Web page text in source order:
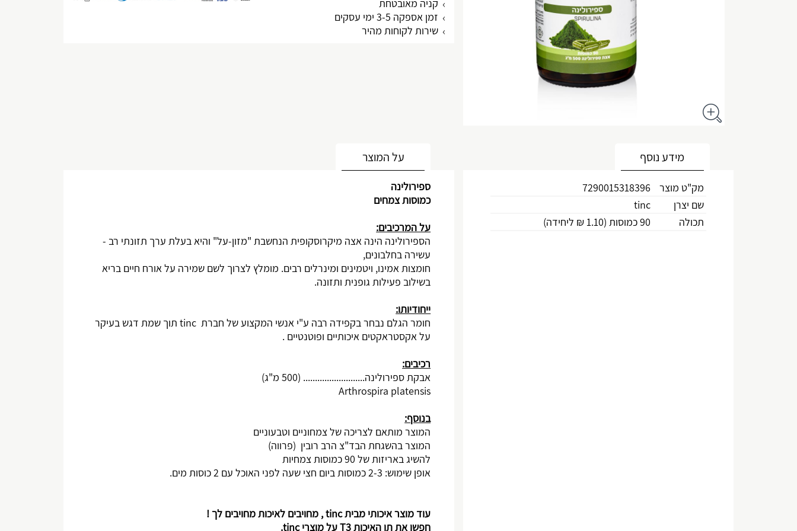
קניה מאובטחת
זמן אספקה 3-5 ימי עסקים
שירות לקוחות מהיר
על המוצר
ספירולינה
כמוסות צמחים
על המרכיבים:
הספירולינה הינה אצה מיקרוסקופית הנחשבת "מזון-על" והיא בעלת ערך תזונתי רב -
עשירה בחלבונים,
חומצות אמינו, ויטמינים ומינרלים רבים. מומלץ לצרוך לשם שמירה על אורח חיים בריא
בשילוב פעילות גופנית ותזונה.
ייחודיותו:
חומר הגלם נבחר בקפידה רבה ע"י אנשי המקצוע של חברת tincתוך שמת דגש בעיקר
על אקסטראקטים איכותיים ופוטנטיים .
רכיבים:
אבקת ספירולינה.......................... (500 מ"ג)
Arthrospira platensis
בנוסף:
המוצר מותאם לצריכה של צמחוניים וטבעוניים
המוצר בהשגחת הבד"צ הרב רובין (פרווה)
להשיג באריזות של 90 כמוסות צמחיות
אופן שימוש: 2-3 כמוסות ביום חצי שעה לפני האוכל עם 2 כוסות מים.
עוד מוצר איכותי מביתtinc, מחויבים לאיכות מחויבים לך !
חפשו את תו האיכות 3 Tעל מוצריtinc
.
מידע נוסף
מק"ט מוצר
7290015318396
שם יצרן
tinc
תכולה
90 כמוסות (1.10 ₪ ליחידה)